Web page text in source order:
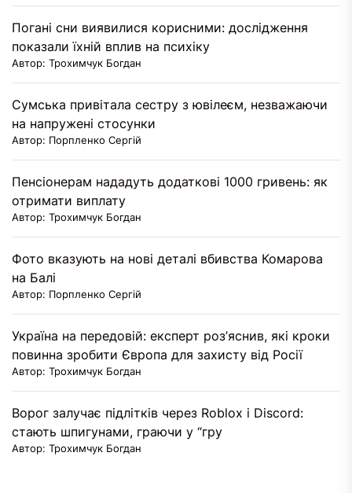
Погані сни виявилися корисними: дослідження
показали їхній вплив на психіку
Автор: Трохимчук Богдан
Сумська привітала сестру з ювілеєм, незважаючи
на напружені стосунки
Автор: Порпленко Сергій
Пенсіонерам нададуть додаткові 1000 гривень: як
отримати виплату
Автор: Трохимчук Богдан
Фото вказують на нові деталі вбивства Комарова
на Балі
Автор: Порпленко Сергій
Україна на передовій: експерт роз’яснив, які кроки
повинна зробити Європа для захисту від Росії
Автор: Трохимчук Богдан
Ворог залучає підлітків через Roblox і Discord:
стають шпигунами, граючи у “гру
Автор: Трохимчук Богдан